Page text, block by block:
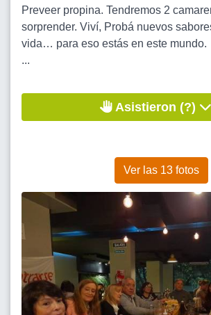
Preveer propina. Tendremos 2
sorprender. Viví, Probá nuevos
vida… para eso estás en este mundo.
...
Asistieron (?)
Ver las 13 fotos